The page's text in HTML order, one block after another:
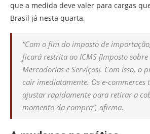
que a medida deve valer para cargas
Brasil já nesta quarta.
“Com o fim do imposto de
ficará restrita ao ICMS [Imposto
Mercadorias e Serviços]. Com isso, o
cair imediatamente. Os e-commerces
ajustar rapidamente para retirar a
momento da compra”, afirma.